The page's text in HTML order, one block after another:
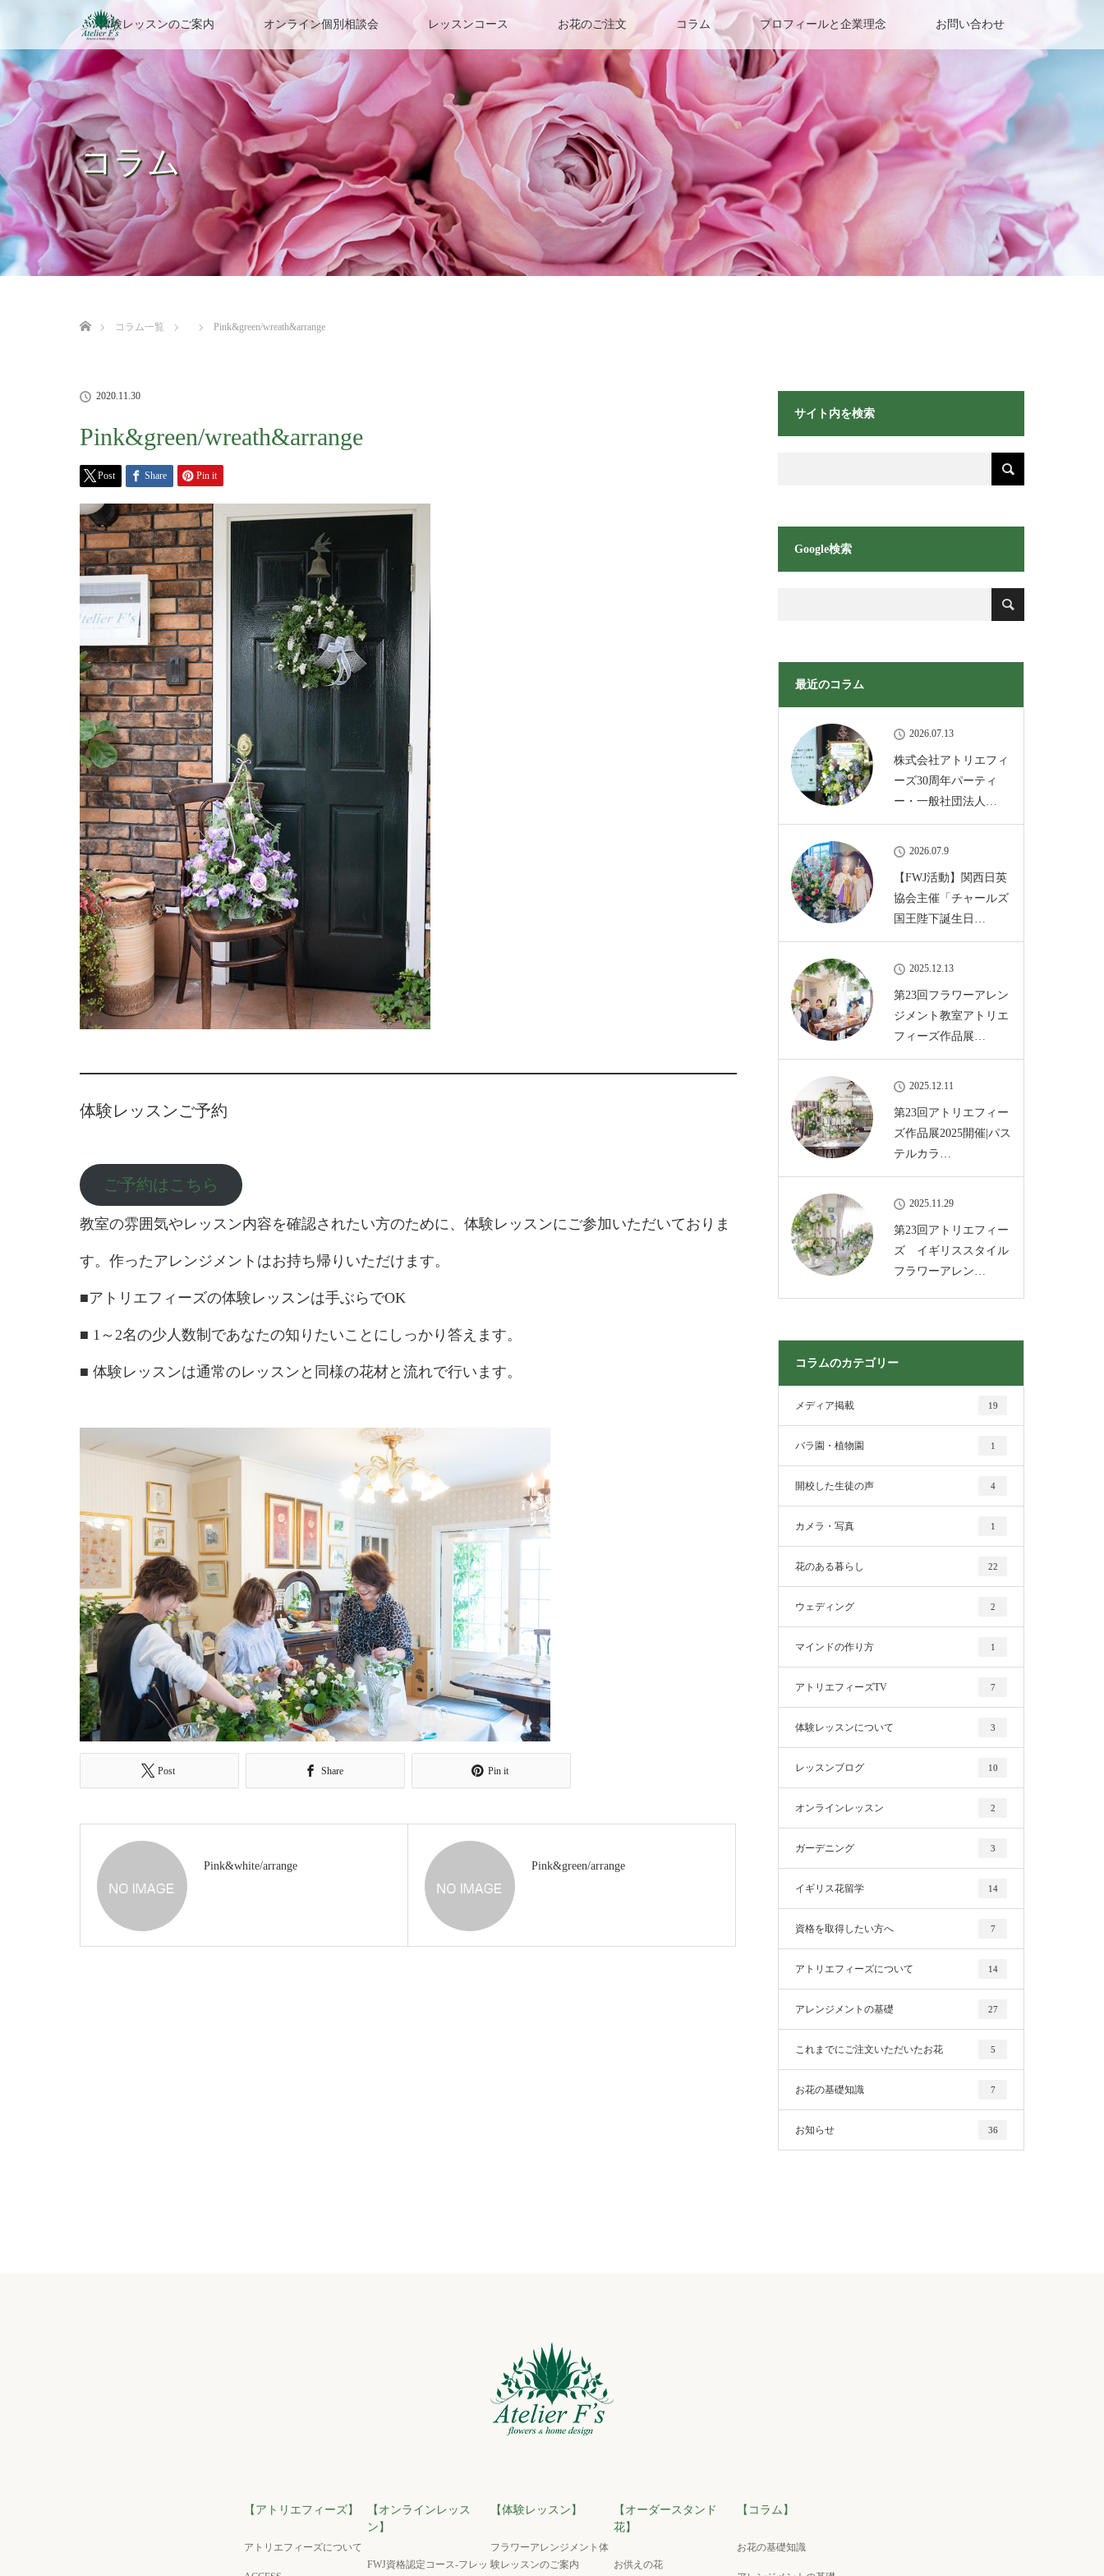
体験レッスンのご案内 オンライン個別相談会 レッスンコース お花のご注文 コラム プロフィールと企業理念 お問い合わせ
コラム
コラム一覧
Pink&green/wreath&arrange
2020.11.30
Pink&green/wreath&arrange
Post Share Pin it
体験レッスンご予約
ご予約はこちら
教室の雰囲気やレッスン内容を確認されたい方のために、体験レッスンにご参加いただいておりま
す。作ったアレンジメントはお持ち帰りいただけます。
■アトリエフィーズの体験レッスンは手ぶらでOK
■ 1～2名の少人数制であなたの知りたいことにしっかり答えます。
■ 体験レッスンは通常のレッスンと同様の花材と流れで行います。
Post Share Pin it
Pink&white/arrange Pink&green/arrange
サイト内を検索
Google検索
最近のコラム
2026.07.13
株式会社アトリエフィ
ーズ30周年パーティ
ー・一般社団法人…
2026.07.9
【FWJ活動】関西日英
協会主催「チャールズ
国王陛下誕生日…
2025.12.13
第23回フラワーアレン
ジメント教室アトリエ
フィーズ作品展…
2025.12.11
第23回アトリエフィー
ズ作品展2025開催|パス
テルカラ…
2025.11.29
第23回アトリエフィー
ズ イギリススタイル
フラワーアレン…
コラムのカテゴリー
メディア掲載 19
バラ園・植物園 1
開校した生徒の声 4
カメラ・写真 1
花のある暮らし 22
ウェディング 2
マインドの作り方 1
アトリエフィーズTV 7
体験レッスンについて 3
レッスンブログ 10
オンラインレッスン 2
ガーデニング 3
イギリス花留学 14
資格を取得したい方へ 7
アトリエフィーズについて 14
アレンジメントの基礎 27
これまでにご注文いただいたお花 5
お花の基礎知識 7
お知らせ 36
【アトリエフィーズ】
アトリエフィーズについて
【オンラインレッス
ン】
FWJ資格認定コース-フレッ
【体験レッスン】
フラワーアレンジメント体
験レッスンのご案内
【オーダースタンド
花】
お供えの花
【コラム】
お花の基礎知識